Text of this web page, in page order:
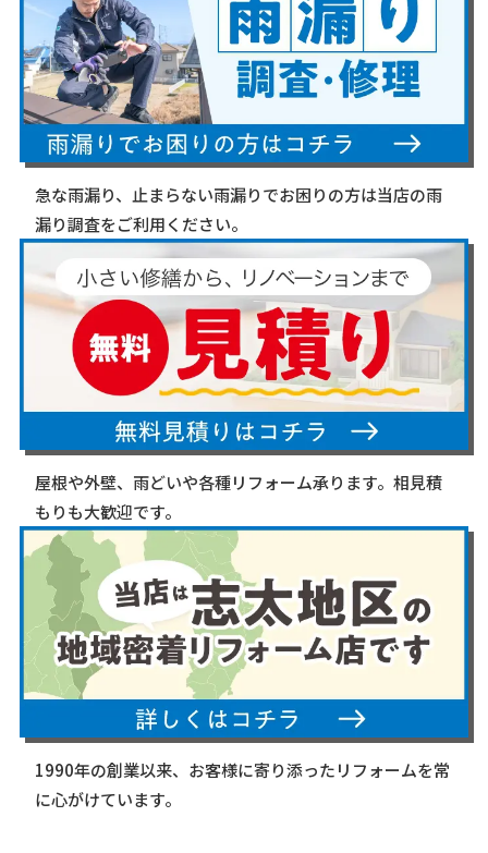
急な雨漏り、止まらない雨漏りでお困りの方は当店の雨
漏り調査をご利用ください。
屋根や外壁、雨どいや各種リフォーム承ります。相見積
もりも大歓迎です。
1990年の創業以来、お客様に寄り添ったリフォームを常
に心がけています。